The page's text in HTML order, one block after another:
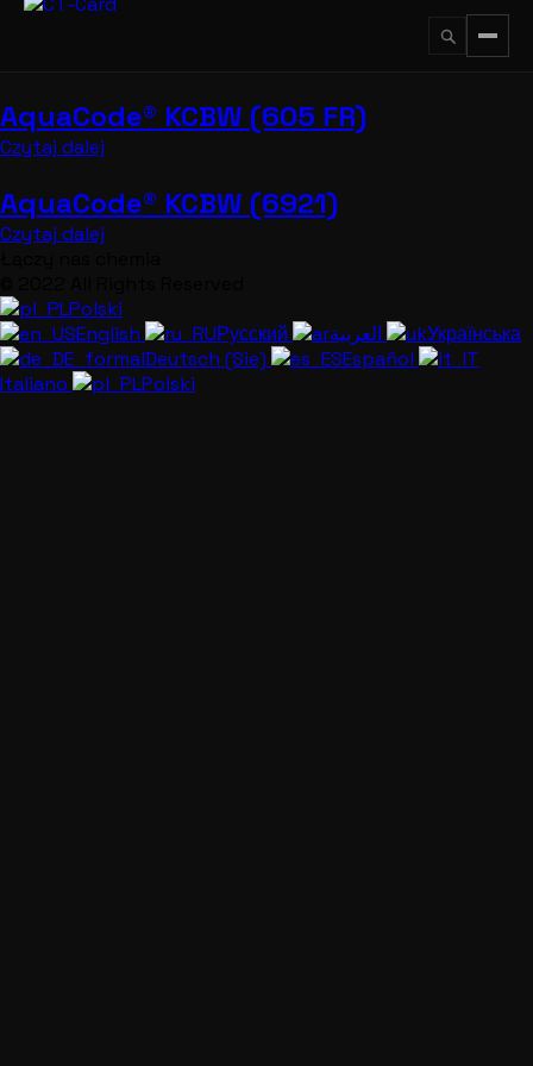
Przejdź
↵
AquaCode® KCBW (605 FR)
Czytaj dalej
AquaCode® KCBW (6921)
Czytaj dalej
Polski
English
Русский
Українська
Deutsch (Sie)
Español
Italiano
Polski